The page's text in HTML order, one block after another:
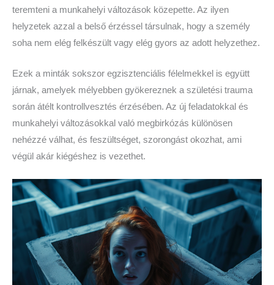
teremteni a munkahelyi változások közepette. Az ilyen
helyzetek azzal a belső érzéssel társulnak, hogy a személy
soha nem elég felkészült vagy elég gyors az adott helyzethez.
Ezek a minták sokszor egzisztenciális félelmekkel is együtt
járnak, amelyek mélyebben gyökereznek a születési trauma
során átélt kontrollvesztés érzésében. Az új feladatokkal és
munkahelyi változásokkal való megbirkózás különösen
nehézzé válhat, és feszültséget, szorongást okozhat, ami
végül akár kiégéshez is vezethet.